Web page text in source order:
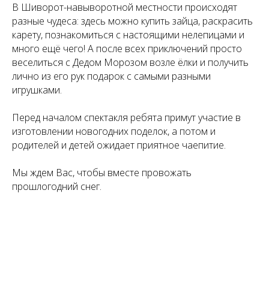
В Шиворот-навыворотной местности происходят
разные чудеса: здесь можно купить зайца, раскрасить
карету, познакомиться с настоящими нелепицами и
много ещё чего! А после всех приключений просто
веселиться с Дедом Морозом возле ёлки и получить
лично из его рук подарок с самыми разными
игрушками.
Перед началом спектакля ребята примут участие в
изготовлении новогодних поделок, а потом и
родителей и детей ожидает приятное чаепитие.
Мы ждем Вас, чтобы вместе провожать
прошлогодний снег.